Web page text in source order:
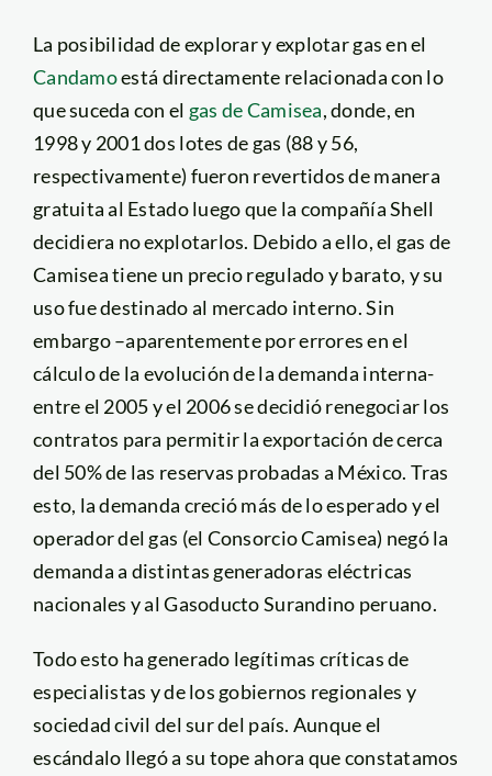
La posibilidad de explorar y explotar gas en el
Candamoestá directamente relacionada con lo
que suceda con el gas de Camisea, donde, en
1998 y 2001 dos lotes de gas (88 y 56,
respectivamente) fueron revertidos de manera
gratuita al Estado luego que la compañía Shell
decidiera no explotarlos. Debido a ello, el gas de
Camisea tiene un precio regulado y barato, y su
uso fue destinado al mercado interno. Sin
embargo –aparentemente por errores en el
cálculo de la evolución de la demanda interna-
entre el 2005 y el 2006 se decidió renegociar los
contratos para permitir la exportación de cerca
del 50% de las reservas probadas a México. Tras
esto, la demanda creció más de lo esperado y el
operador del gas (el Consorcio Camisea) negó la
demanda a distintas generadoras eléctricas
nacionales y al Gasoducto Surandino peruano.
Todo esto ha generado legítimas críticas de
especialistas y de los gobiernos regionales y
sociedad civil del sur del país. Aunque el
escándalo llegó a su tope ahora que constatamos